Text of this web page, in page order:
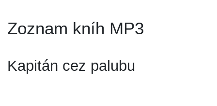
Zoznam kníh MP3
Kapitán cez palubu